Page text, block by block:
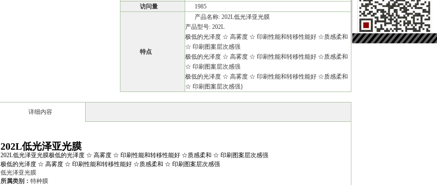
访问量
1985
特点
产品名称: 202L低光泽亚光膜
产品型号: 202L
极低的光泽度 ☆ 高雾度 ☆ 印刷性能和转移性能好 ☆质感柔和
☆ 印刷图案层次感强
极低的光泽度 ☆ 高雾度 ☆ 印刷性能和转移性能好 ☆质感柔和
☆ 印刷图案层次感强
极低的光泽度 ☆ 高雾度 ☆ 印刷性能和转移性能好 ☆质感柔和
☆ 印刷图案层次感强}
详细内容
202L低光泽亚光膜
202L低光泽亚光膜极低的光泽度 ☆ 高雾度 ☆ 印刷性能和转移性能好 ☆质感柔和 ☆ 印刷图案层次感强
极低的光泽度 ☆ 高雾度 ☆ 印刷性能和转移性能好 ☆质感柔和 ☆ 印刷图案层次感强
低光泽亚光膜
所属类别： 特种膜